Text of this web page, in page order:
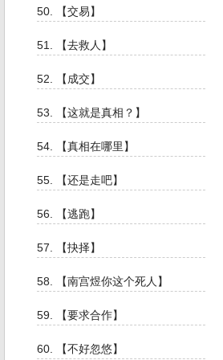
50. 【交易】
51. 【去救人】
52. 【成交】
53. 【这就是真相？】
54. 【真相在哪里】
55. 【还是走吧】
56. 【逃跑】
57. 【抉择】
58. 【南宫煜你这个死人】
59. 【要求合作】
60. 【不好忽悠】